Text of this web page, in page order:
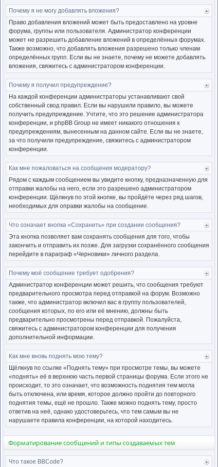
Почему я не могу добавлять вложения?
Право добавления вложений может быть предоставлено на уровне
форума, группы или пользователя. Администратор конференции
может не разрешить добавление вложений в определённых форумах.
Также возможно, что добавлять вложения разрешено только членам
определённых групп. Если вы не знаете, почему не можете добавлять
вложения, свяжитесь с администратором конференции.
Почему я получил предупреждение?
На каждой конференции администраторы устанавливают свой
собственный свод правил. Если вы нарушили правило, вы можете
получить предупреждение. Учтите, что это решение администратора
конференции, и phpBB Group не имеет никакого отношения к
предупреждениям, вынесенным на данном сайте. Если вы не знаете,
за что получили предупреждение, свяжитесь с администратором
конференции.
к
Как мне пожаловаться на сообщения модератору?
Рядом с каждым сообщением вы увидите кнопку, предназначенную для
отправки жалобы на него, если это разрешено администратором
конференции. Щёлкнув по этой кнопке, вы пройдёте через ряд шагов,
необходимых для оправки жалобы на сообщение.
Что означает кнопка «Сохранить» при создании сообщения?
Эта кнопка позволяет вам сохранять сообщения для того, чтобы
закончить и отправить их позже. Для загрузки сохранённого сообщения
перейдите в параграф «Черновики» личного раздела.
Почему моё сообщение требует одобрения?
Администратор конференции может решить, что сообщения требуют
предварительного просмотра перед отправкой на форум. Возможно
также, что администратор включил вас в группу пользователей,
сообщения которых, по его или её мнению, должны быть
предварительно просмотрены перед отправкой. Пожалуйста,
свяжитесь с администратором конференции для получения
дополнительной информации.
Как мне вновь поднять мою тему?
Щёлкнув по ссылке «Поднять тему» при просмотре темы, вы можете
«поднять» её в верхнюю часть первой страницы форума. Если этого не
происходит, то это означает, что возможность поднятия тем могла
быть отключена, или время, которое должно пройти до повторного
поднятия темы, ещё не прошло. Также можно поднять тему, просто
ответив на неё, однако удостоверьтесь, что тем самым вы не
нарушаете правила конференции, на которой находитесь.
Форматирование сообщений и типы создаваемых тем
Что такое BBCode?